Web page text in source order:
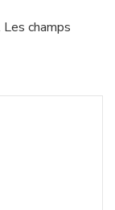
Les champs